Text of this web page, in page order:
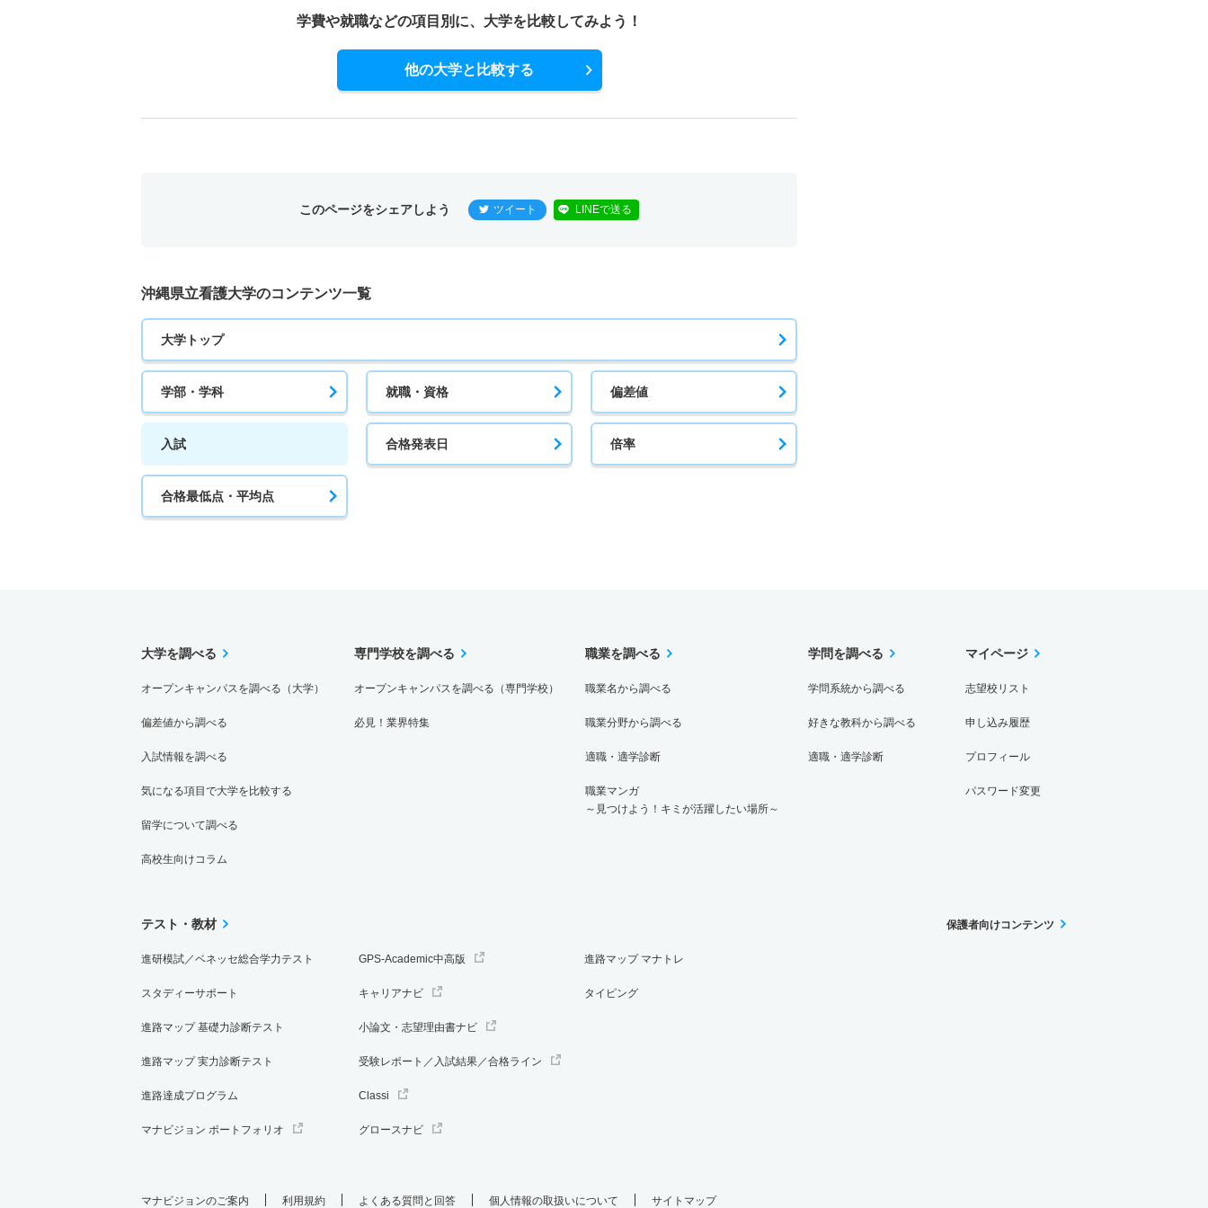
学費や就職などの項目別に、 大学を比較してみよう！
他の大学と比較する
このページをシェアしよう ツイート LINEで送る
沖縄県立看護大学のコンテンツ一覧
大学トップ
学部・学科 就職・資格 偏差値
入試 合格発表日 倍率
合格最低点・平均点
大学を調べる
オープンキャンパスを調べる（大学）
偏差値から調べる
入試情報を調べる
気になる項目で大学を比較する
留学について調べる
高校生向けコラム
専門学校を調べる
オープンキャンパスを調べる（専門学校）
必見！業界特集
職業を調べる
職業名から調べる
職業分野から調べる
適職・適学診断
職業マンガ
～見つけよう！キミが活躍したい場所～
学問を調べる
学問系統から調べる
好きな教科から調べる
適職・適学診断
マイページ
志望校リスト
申し込み履歴
プロフィール
パスワード変更
テスト・教材
進研模試／ベネッセ総合学力テスト
スタディーサポート
進路マップ 基礎力診断テスト
進路マップ 実力診断テスト
進路達成プログラム
マナビジョン ポートフォリオ
GPS-Academic中高版
キャリアナビ
小論文・志望理由書ナビ
受験レポート／入試結果／合格ライン
Classi
グロースナビ
進路マップ マナトレ
タイピング
保護者向けコンテンツ
マナビジョンのご案内 利用規約 よくある質問と回答 個人情報の取扱いについて サイトマップ